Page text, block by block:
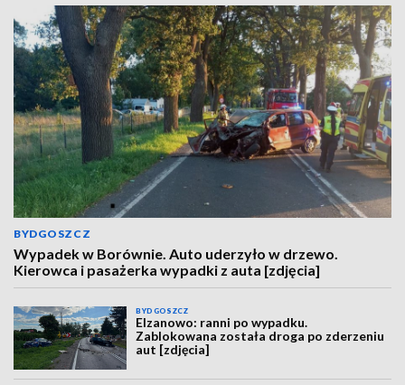
BYDGOSZCZ
Wypadek w Borównie. Auto uderzyło w drzewo.
Kierowca i pasażerka wypadki z auta [zdjęcia]
BYDGOSZCZ
Elzanowo: ranni po wypadku.
Zablokowana została droga po zderzeniu
aut [zdjęcia]